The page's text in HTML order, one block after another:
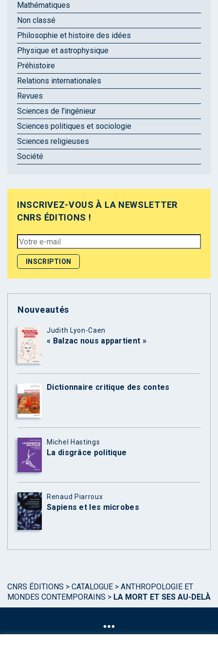
Mathématiques
Non classé
Philosophie et histoire des idées
Physique et astrophysique
Préhistoire
Relations internationales
Revues
Sciences de l'ingénieur
Sciences politiques et sociologie
Sciences religieuses
Société
INSCRIVEZ-VOUS À LA NEWSLETTER
CNRS ÉDITIONS !
Nouveautés
Judith Lyon-Caen
« Balzac nous appartient »
Dictionnaire critique des contes
Michel Hastings
La disgrâce politique
Renaud Piarroux
Sapiens et les microbes
CNRS ÉDITIONS > CATALOGUE > ANTHROPOLOGIE ET
MONDES CONTEMPORAINS > LA MORT ET SES AU-DELÀ